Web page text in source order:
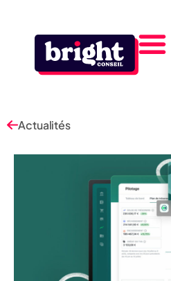
Actualités